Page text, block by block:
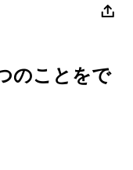
のことをで